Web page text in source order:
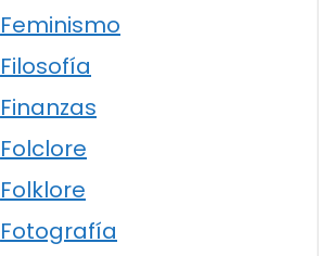
Feminismo
Filosofía
Finanzas
Folclore
Folklore
Fotografía